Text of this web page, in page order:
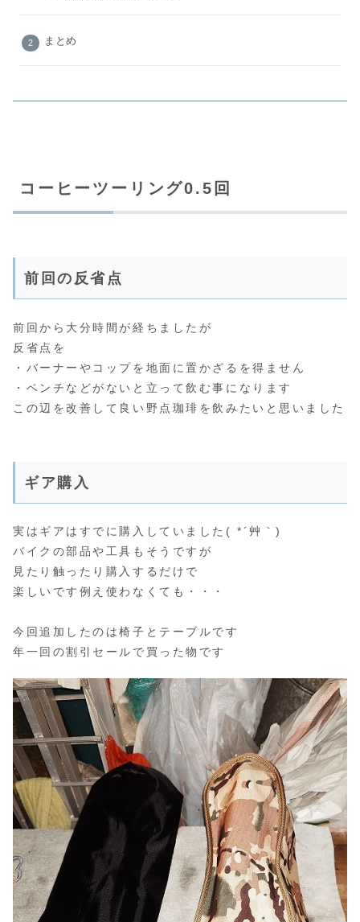
まとめ
コーヒーツーリング0.5回
前回の反省点
前回から大分時間が経ちましたが
反省点を
・バーナーやコップを地面に置かざるを得ません
・ベンチなどがないと立って飲む事になります
この辺を改善して良い野点珈琲を飲みたいと思いました
ギア購入
実はギアはすでに購入していました( *´艸｀)
バイクの部品や工具もそうですが
見たり触ったり購入するだけで
楽しいです例え使わなくても・・・
今回追加したのは椅子とテーブルです
年一回の割引セールで買った物です